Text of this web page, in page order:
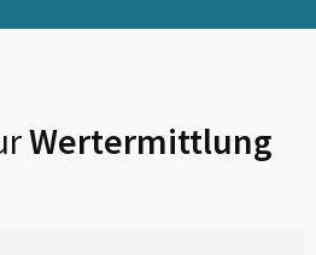
Wertermittlung